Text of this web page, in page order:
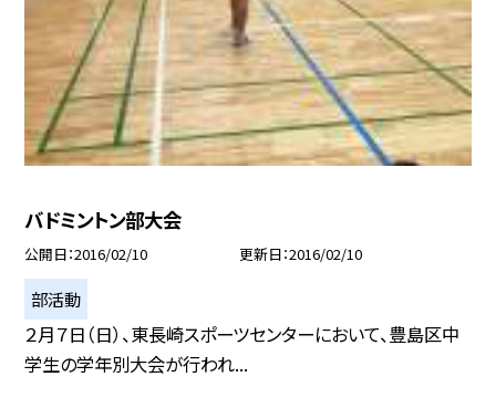
バドミントン部大会
公開日 2016/02/10 更新日 2016/02/10
部活動
２月７日（日）、東長崎スポーツセンターにおいて、豊島区中
学生の学年別大会が行われ...